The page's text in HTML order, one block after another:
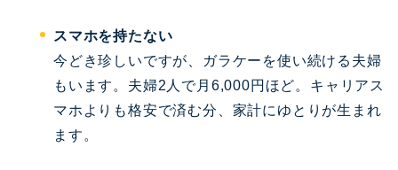
スマホを持たない
今どき珍しいですが、ガラケーを使い続ける夫婦
もいます。夫婦2人で月6,000円ほど。キャリアス
マホよりも格安で済む分、家計にゆとりが生まれ
ます。